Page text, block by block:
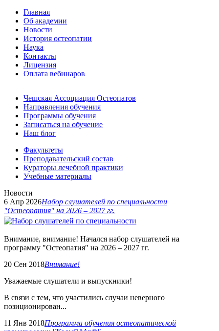
Главная
Об академии
Новости
История остеопатии
Наука
Контакты
Лицензия
Оплата вебинаров
Чешская Ассоциация Остеопатов
Направления обучения
Программы обучения
Записаться на обучение
Наш блог
Факультеты
Преподавательский состав
Кураторы лечебной практики
Учебные материалы
Новости
6 Апр 2026Набор слушателей по специальности
"Остеопатия" на 2026 – 2027 гг.
Внимание, внимание! Начался набор слушателей на
программу "Остеопатия" на 2026 – 2027 гг.
20 Сен 2018Внимание!
Уважаемые слушатели и выпускники!
В связи с тем, что участились случаи неверного
позиционирован...
11 Янв 2018Программа обучения остеопатической